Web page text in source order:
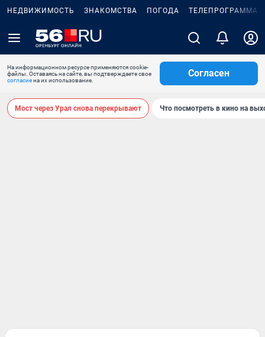
НЕДВИЖИМОСТЬ ЗНАКОМСТВА ПОГОДА ТЕЛЕПРОГРАММА
На информационном ресурсе применяются cookie-
файлы. Оставаясь на сайте, вы подтверждаете свое
согласиена их использование.
Согласен
Мост через Урал снова перекрывают Что посмотреть в кино на